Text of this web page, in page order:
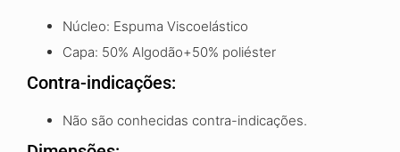
Núcleo: Espuma Viscoelástico
Capa: 50% Algodão+50% poliéster
Contra-indicações:
Não são conhecidas contra-indicações.